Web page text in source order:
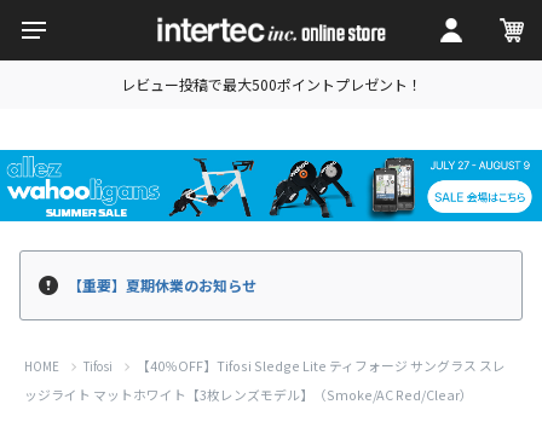
レビュー投稿で最大500ポイントプレゼント！
【重要】夏期休業のお知らせ
HOME Tifosi
【40％OFF】Tifosi Sledge Lite ティフォージ サングラス スレ
ッジライト マットホワイト【3枚レンズモデル】（Smoke/AC Red/Clear）